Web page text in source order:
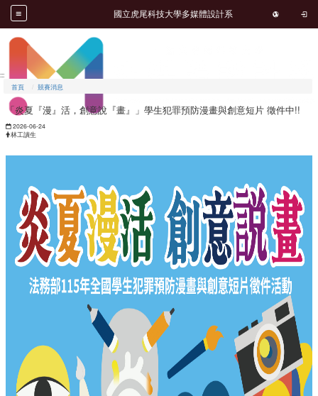
國立虎尾科技大學多媒體設計系 開啟
跳到主要內容
:::
首頁
競賽消息
「炎夏『漫』活，創意說『畫』」學生犯罪預防漫畫與創意短片 徵件中!!
日期：
2026-06-24
發布者：
林工讀生